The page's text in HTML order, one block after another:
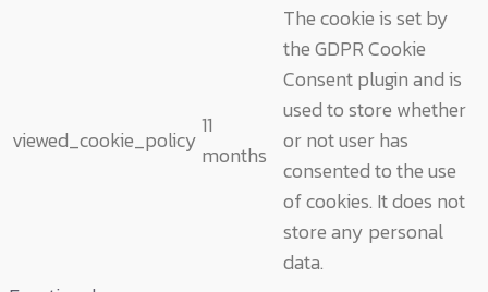
viewed_cookie_policy
11
months
The cookie is set by
the GDPR Cookie
Consent plugin and is
used to store whether
or not user has
consented to the use
of cookies. It does not
store any personal
data.